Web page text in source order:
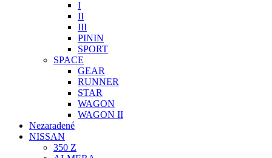
I
II
III
PININ
SPORT
SPACE
GEAR
RUNNER
STAR
WAGON
WAGON II
Nezaradené
NISSAN
350 Z